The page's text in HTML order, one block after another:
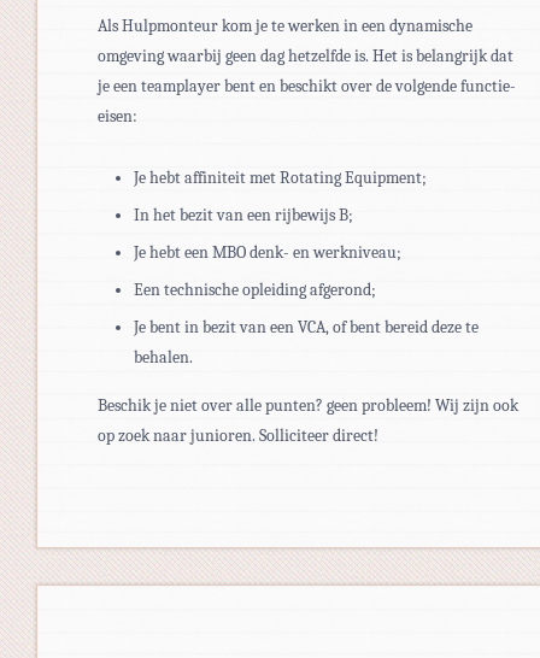
Als Hulpmonteur kom je te werken in een dynamische
omgeving waarbij geen dag hetzelfde is. Het is belangrijk dat
je een teamplayer bent en beschikt over de volgende functie-
eisen:
Je hebt affiniteit met Rotating Equipment;
In het bezit van een rijbewijs B;
Je hebt een MBO denk- en werkniveau;
Een technische opleiding afgerond;
Je bent in bezit van een VCA, of bent bereid deze te
behalen.
Beschik je niet over alle punten? geen probleem! Wij zijn ook
op zoek naar junioren. Solliciteer direct!